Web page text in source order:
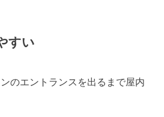
すい
のエントランスを出るまで屋内